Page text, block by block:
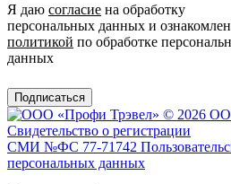
Я даю согласие на обработку
персональных данных и
политикой по обработке
данных
Подписаться
© 2026
Свидетельство о регистрации
СМИ №ФС 77-71742
персональных данных